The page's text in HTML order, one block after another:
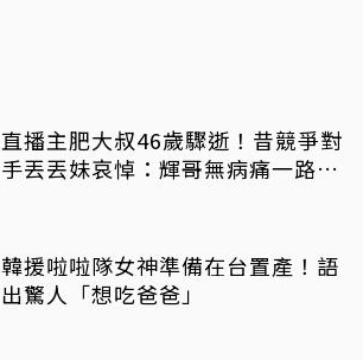
直播主肥大叔46歲驟逝！昔競爭對
手丟丟妹哀悼：輝哥無病痛一路好
韓援啦啦隊女神準備在台置產！語
出驚人「想吃爸爸」